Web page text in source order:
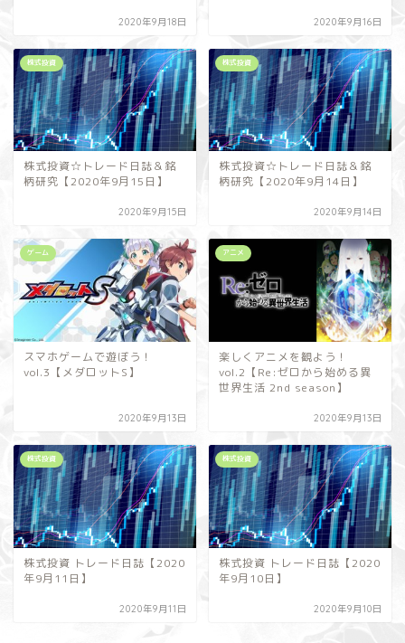
2020年9月18日 2020年9月16日
株式投資
株式投資☆トレード日誌＆銘
柄研究【2020年9月15日】
2020年9月15日
株式投資
株式投資☆トレード日誌＆銘
柄研究【2020年9月14日】
2020年9月14日
ゲーム
スマホゲームで遊ぼう！
vol.3【メダロットS】
2020年9月13日
アニメ
楽しくアニメを観よう！
vol.2【Re:ゼロから始める異
世界生活 2nd season】
2020年9月13日
株式投資
株式投資 トレード日誌【2020
年9月11日】
2020年9月11日
株式投資
株式投資 トレード日誌【2020
年9月10日】
2020年9月10日